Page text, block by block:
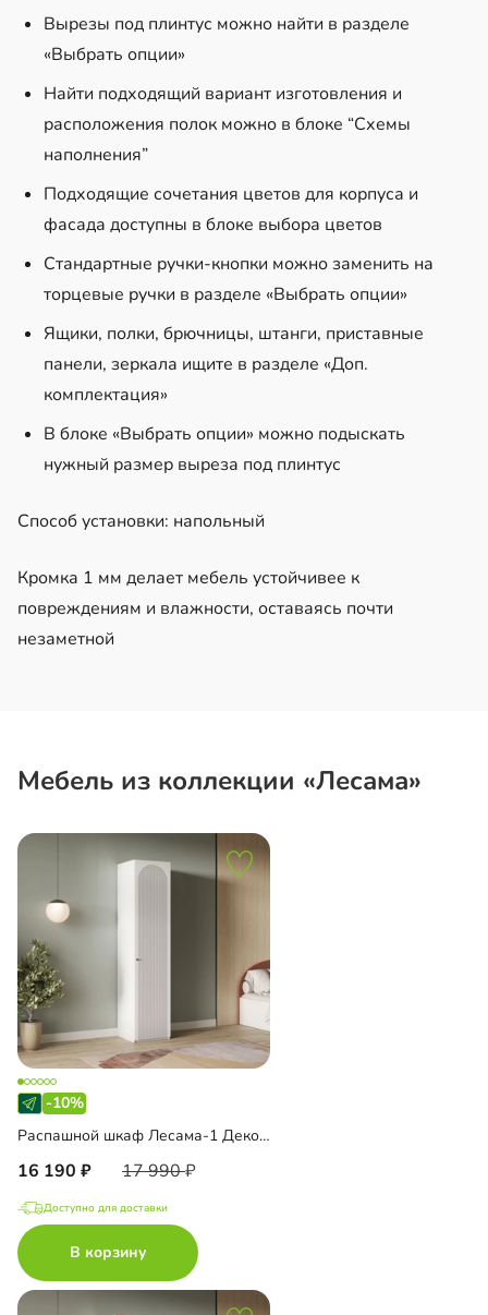
Вырезы под плинтус можно найти в разделе
«Выбрать опции»
Найти подходящий вариант изготовления и
расположения полок можно в блоке “Схемы
наполнения”
Подходящие сочетания цветов для корпуса и
фасада доступны в блоке выбора цветов
Стандартные ручки-кнопки можно заменить на
торцевые ручки в разделе «Выбрать опции»
Ящики, полки, брючницы, штанги, приставные
панели, зеркала ищите в разделе «Доп.
комплектация»
В блоке «Выбрать опции» можно подыскать
нужный размер выреза под плинтус
Способ установки: напольный
Кромка 1 мм делает мебель устойчивее к
повреждениям и влажности, оставаясь почти
незаметной
Мебель из коллекции «Лесама»
-10%
Распашной шкаф Лесама-1 Декор 1
16 190 17 990
Доступно для доставки
В корзину